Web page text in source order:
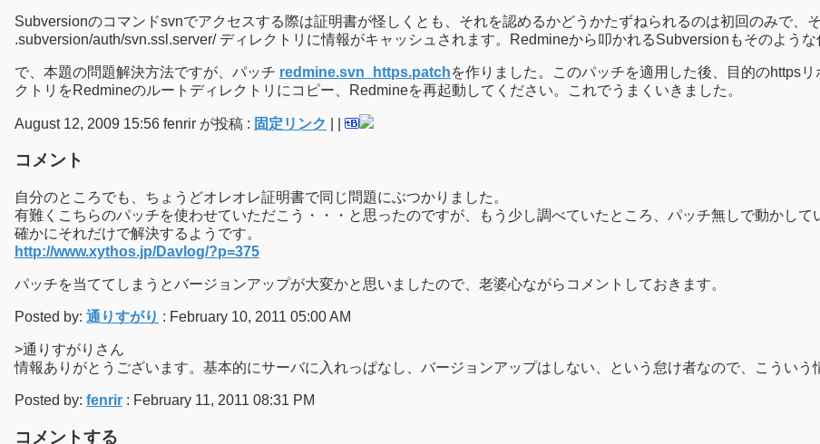
Subversionのコマンドsvnでアクセスする際は証明書が怪しくとも、それを認めるかどうかたずねられるのは初回のみで、
.subversion/auth/svn.ssl.server/ ディレクトリに情報がキャッシュされます。Redmineから叩かれるSubversionもそのよう
で、本題の問題解決方法ですが、パッチ redmine.svn_https.patchを作りました。このパッチを適用した後、目的のhttps
クトリをRedmineのルートディレクトリにコピー、Redmineを再起動してください。これでうまくいきました。
August 12, 2009 15:56 fenrir が投稿 : 固定リンク
コメント
自分のところでも、ちょうどオレオレ証明書で同じ問題にぶつかりました。
有難くこちらのパッチを使わせていただこう・・・と思ったのですが、もう少し調べていたところ、パッチ無しで動かして
確かにそれだけで解決するようです。
http://www.xythos.jp/Davlog/?p=375
パッチを当ててしまうとバージョンアップが大変かと思いましたので、老婆心ながらコメントしておきます。
Posted by: 通りすがり : February 10, 2011 05:00 AM
>通りすがりさん
情報ありがとうございます。基本的にサーバに入れっぱなし、バージョンアップはしない、という怠け者なので、こういう
Posted by: fenrir : February 11, 2011 08:31 PM
コメントする